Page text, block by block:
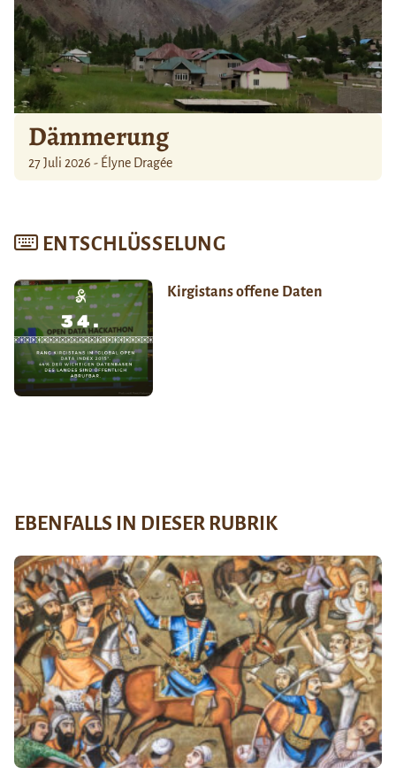
Dämmerung
27 Juli 2026 - Élyne Dragée
ENTSCHLÜSSELUNG
Kirgistans offene Daten
EBENFALLS IN DIESER RUBRIK